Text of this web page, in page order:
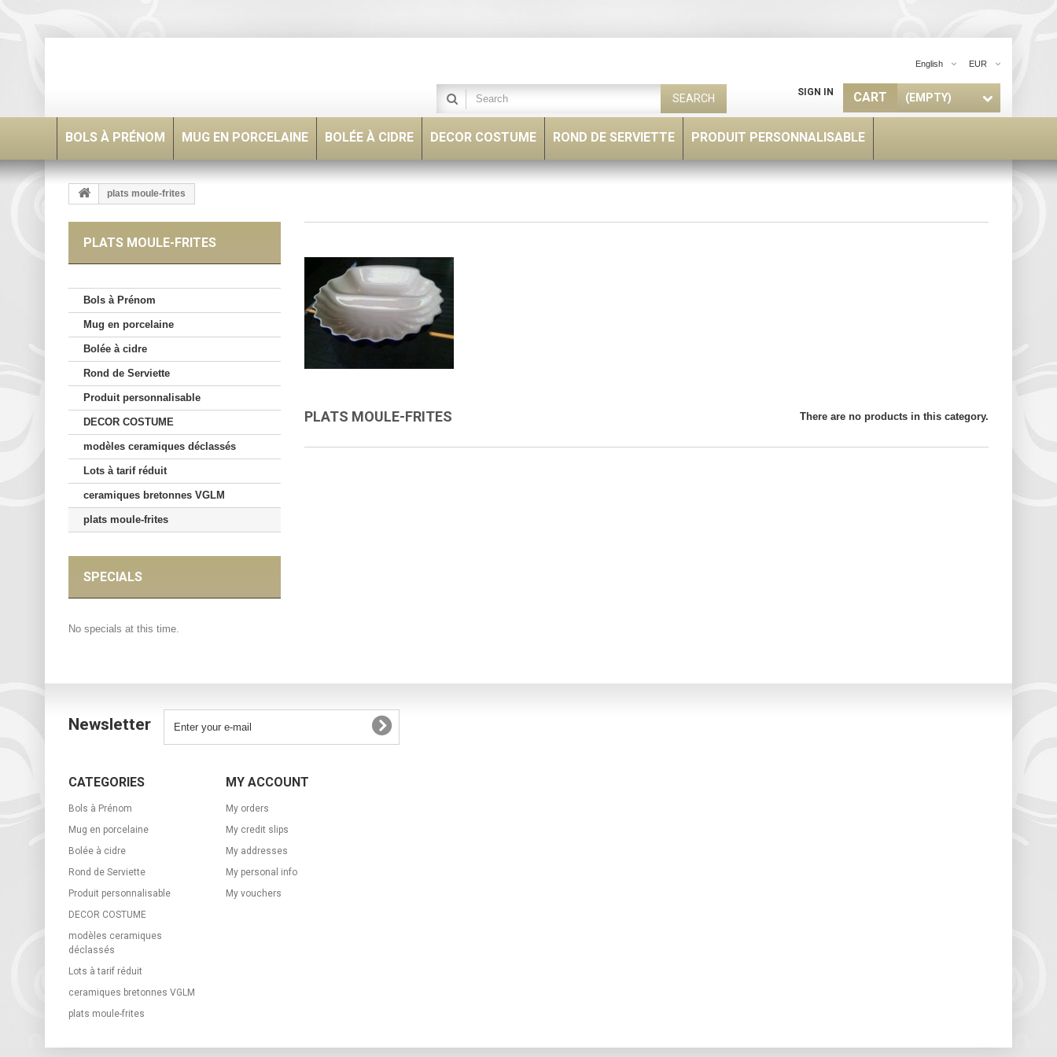
EUR
English
CART (EMPTY)
SIGN IN
SEARCH
BOLS À PRÉNOM MUG EN PORCELAINE BOLÉE À CIDRE DECOR COSTUME ROND DE SERVIETTE PRODUIT PERSONNALISABLE
plats moule-frites
PLATS MOULE-FRITES
Bols à Prénom
Mug en porcelaine
Bolée à cidre
Rond de Serviette
Produit personnalisable
DECOR COSTUME
modèles ceramiques déclassés
Lots à tarif réduit
ceramiques bretonnes VGLM
plats moule-frites
SPECIALS
No specials at this time.
PLATS MOULE-FRITES There are no products in this category.
Newsletter
CATEGORIES
Bols à Prénom
Mug en porcelaine
Bolée à cidre
Rond de Serviette
Produit personnalisable
DECOR COSTUME
modèles ceramiques
déclassés
Lots à tarif réduit
ceramiques bretonnes VGLM
plats moule-frites
MY ACCOUNT
My orders
My credit slips
My addresses
My personal info
My vouchers